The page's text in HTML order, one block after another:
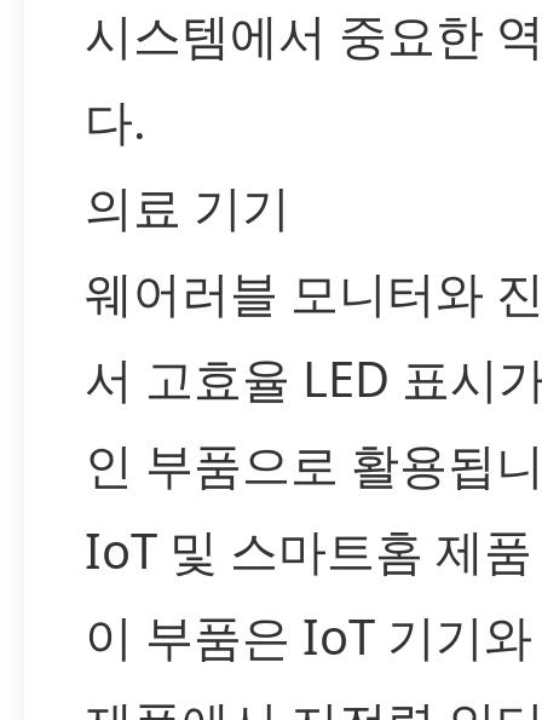
시스템에서 중요한
다.
의료 기기
웨어러블 모니터와
서 고효율 LED 표시
인 부품으로 활용됩
IoT 및 스마트홈 제품
이 부품은 IoT 기기